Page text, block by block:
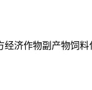
济作物副产物饲